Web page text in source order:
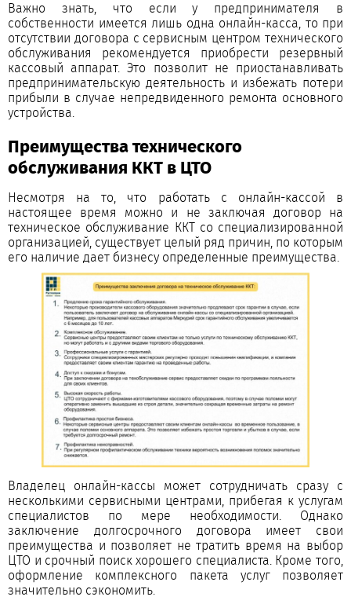
Важно знать, что если у предпринимателя в
собственности имеется лишь одна онлайн-касса, то при
отсутствии договора с сервисным центром технического
обслуживания рекомендуется приобрести резервный
кассовый аппарат. Это позволит не приостанавливать
предпринимательскую деятельность и избежать потери
прибыли в случае непредвиденного ремонта основного
устройства.
Преимущества технического
обслуживания ККТ в ЦТО
Несмотря на то, что работать с онлайн-кассой в
настоящее время можно и не заключая договор на
техническое обслуживание ККТ со специализированной
организацией, существует целый ряд причин, по которым
его наличие дает бизнесу определенные преимущества.
Владелец онлайн-кассы может сотрудничать сразу с
несколькими сервисными центрами, прибегая к услугам
специалистов по мере необходимости. Однако
заключение долгосрочного договора имеет свои
преимущества и позволяет не тратить время на выбор
ЦТО и срочный поиск хорошего специалиста. Кроме того,
оформление комплексного пакета услуг позволяет
значительно сэкономить.